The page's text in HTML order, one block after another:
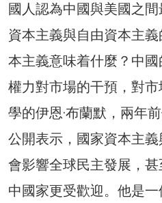
國人認為中國與美國之
資本主義與自由資本主
本主義意味着什麼？中
權力對市場的干預，對
學的伊恩·布蘭默，兩年
公開表示，國家資本主
會影響全球民主發展，
中國家更受歡迎。他是